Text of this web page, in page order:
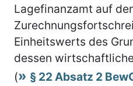
Lagefinanzamt auf
Einheitswerts des
dessen
(
§ 22 Absatz 2